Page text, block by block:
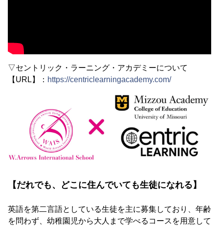
▽セントリック・ラーニング・アカデミーについて
【URL】： https://centriclearningacademy.com/
【だれでも、どこに住んでいても生徒になれる】
英語を第二言語としている生徒を主に募集しており、年齢
を問わず、幼稚園児から大人まで学べるコースを用意して